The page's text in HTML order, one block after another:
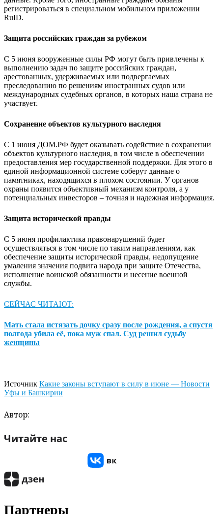
регистрироваться в специальном мобильном приложении
RuID.
Защита российских граждан за рубежом
С 5 июня вооруженные силы РФ могут быть привлечены к
выполнению задач по защите российских граждан,
арестованных, удерживаемых или подвергаемых
преследованию по решениям иностранных судов или
международных судебных органов, в которых наша страна не
участвует.
Сохранение объектов культурного наследия
С 1 июня ДОМ.РФ будет оказывать содействие в сохранении
объектов культурного наследия, в том числе в обеспечении
предоставления мер государственной поддержки. Для этого в
единой информационной системе соберут данные о
памятниках, находящихся в плохом состоянии. У органов
охраны появится объективный механизм контроля, а у
потенциальных инвесторов – точная и надежная информация.
Защита исторической правды
С 5 июня профилактика правонарушений будет
осуществляться в том числе по таким направлениям, как
обеспечение защиты исторической правды, недопущение
умаления значения подвига народа при защите Отечества,
исполнение воинской обязанности и несение военной
службы.
СЕЙЧАС ЧИТАЮТ:
Мать стала истязать дочку сразу после рождения, а спустя
полгода убила её, пока муж спал. Суд решил судьбу
женщины
Источник Какие законы вступают в силу в июне — Новости
Уфы и Башкирии
Автор:
Читайте нас
Партнеры